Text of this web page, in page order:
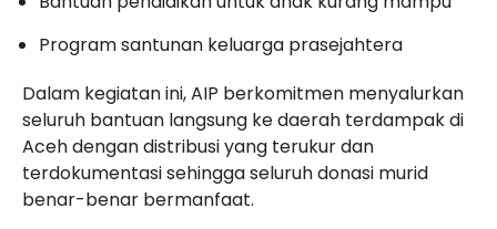
Program santunan keluarga prasejahtera
Dalam kegiatan ini, AIP berkomitmen menyalurkan
seluruh bantuan langsung ke daerah terdampak di
Aceh dengan distribusi yang terukur dan
terdokumentasi sehingga seluruh donasi murid
benar-benar bermanfaat.